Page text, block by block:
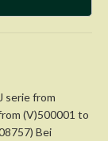
serie from
(V)500001 to
Bei